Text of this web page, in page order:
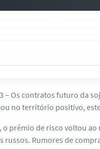
– Os contratos futuro da
no território positivo,
prêmio de risco voltou
russos. Rumores de